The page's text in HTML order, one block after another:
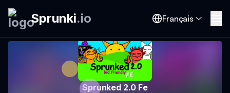
Sprunki.io Français
Sprunked 2.0 Fe